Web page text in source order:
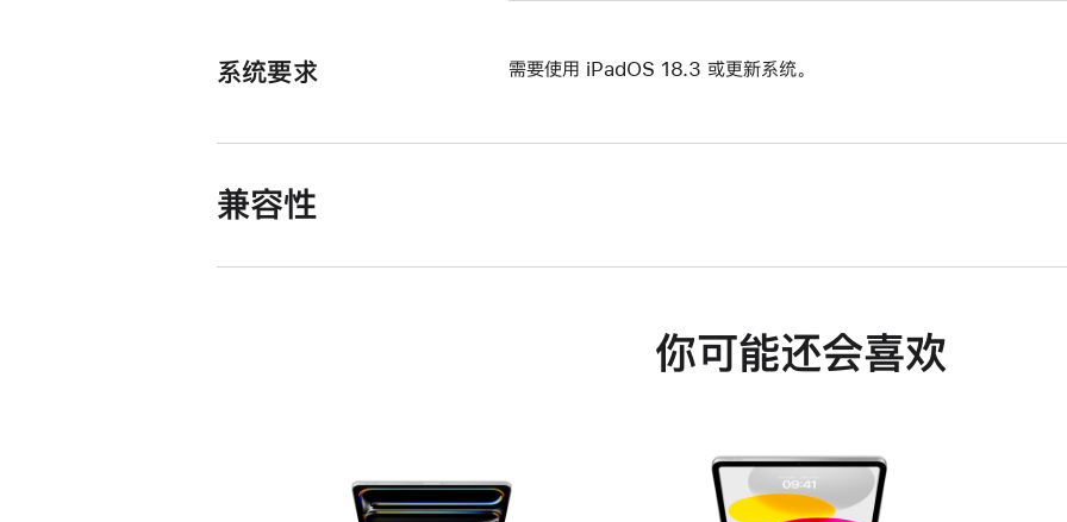
系统要求 需要使用 iPadOS 18.3 或更新系统。
兼容性
你可能还会喜欢